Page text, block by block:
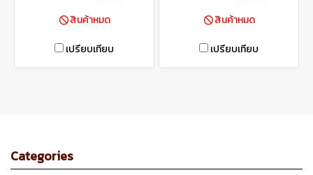
สินค้าหมด
เปรียบเทียบ
สินค้าหมด
เปรียบเทียบ
Categories